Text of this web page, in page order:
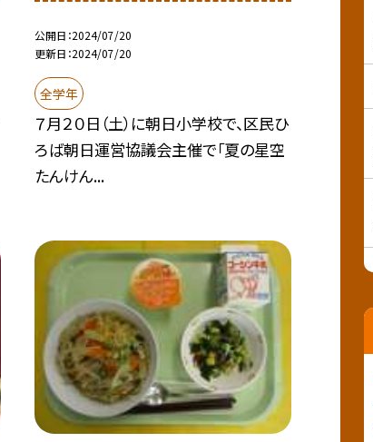
公開日 2024/07/20
更新日 2024/07/20
全学年
７月２０日（土）に朝日小学校で、区民ひ
ろば朝日運営協議会主催で「夏の星空
たんけん...